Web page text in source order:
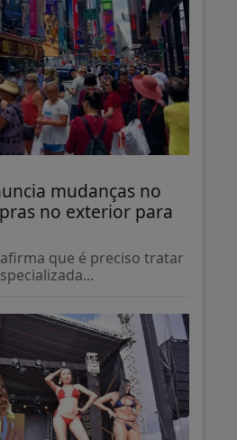
mudanças no
no exterior para
que é preciso tratar